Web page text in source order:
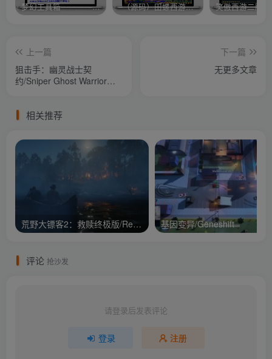
梦幻工具箱————-免费 –（源码）田螺西游9.0 假人摆摊18门派飞升渡劫化圣助战最新BB谛听…. 笑傲西游二版-
上一篇
狙击手：幽灵战士契
约/Sniper Ghost Warrior
下一篇
无更多文章
相关推荐
荒野大镖客2：救赎终极版/Red Dead Redemption 2: Ult 基因变异/Geneshift
评论 抢沙发
请登录后发表评论
登录 注册